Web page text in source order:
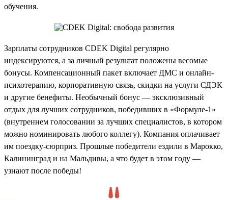
обучения.
Зарплаты сотрудников CDEK Digital регулярно
индексируются, а за личный результат положены весомые
бонусы. Компенсационный пакет включает ДМС и онлайн-
психотерапию, корпоративную связь, скидки на услуги СДЭК
и другие бенефиты. Необычный бонус — эксклюзивный
отдых для лучших сотрудников, победивших в «Формуле-1»
(внутреннем голосовании за лучших специалистов, в котором
можно номинировать любого коллегу). Компания оплачивает
им поездку-сюрприз. Прошлые победители ездили в Марокко,
Калининград и на Мальдивы, а что будет в этом году —
узнают после победы!